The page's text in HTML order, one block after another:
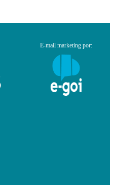
E-mail marketing por: